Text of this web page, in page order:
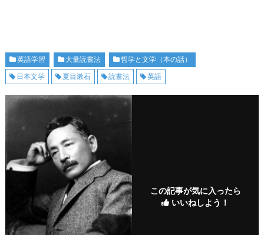
英語学習 大量読書法
哲学と文学（本の話）
日本文学
夏目漱石 読書法 英語
この記事が気に入ったら
いいねしよう！